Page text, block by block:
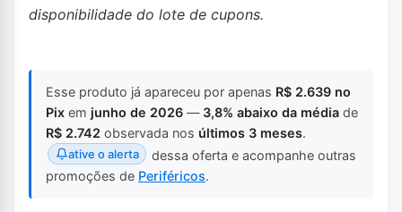
disponibilidade do lote de cupons.
Esse produto já apareceu por apenas R$ 2.639 no
Pix em junho de 2026 — 3,8% abaixo da média de
R$ 2.742 observada nos últimos 3 meses.
ative o alerta
dessa oferta e acompanhe outras
promoções de Periféricos.